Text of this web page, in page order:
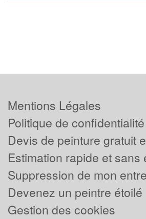
Mentions Légales
Politique de confidentialité
Devis de peinture gratuit
Estimation rapide et sans
Suppression de mon
Devenez un peintre étoilé
Gestion des cookies